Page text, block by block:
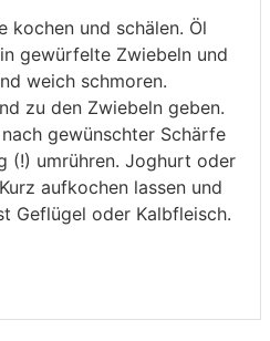
kochen und schälen. Öl
gewürfelte Zwiebeln und
weich schmoren.
zu den Zwiebeln geben.
gewünschter Schärfe
(!) umrühren. Joghurt oder
aufkochen lassen und
Geflügel oder Kalbfleisch.